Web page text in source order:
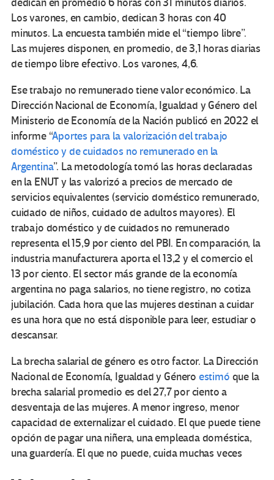
dedican en promedio 6 horas con 31 minutos diarios.
Los varones, en cambio, dedican 3 horas con 40
minutos. La encuesta también mide el “tiempo libre”.
Las mujeres disponen, en promedio, de 3,1 horas diarias
de tiempo libre efectivo. Los varones, 4,6.
Ese trabajo no remunerado tiene valor económico. La
Dirección Nacional de Economía, Igualdad y Género del
Ministerio de Economía de la Nación publicó en 2022 el
informe “Aportes para la valorización del trabajo
doméstico y de cuidados no remunerado en la
Argentina”. La metodología tomó las horas declaradas
en la ENUT y las valorizó a precios de mercado de
servicios equivalentes (servicio doméstico remunerado,
cuidado de niños, cuidado de adultos mayores). El
trabajo doméstico y de cuidados no remunerado
representa el 15,9 por ciento del PBI. En comparación, la
industria manufacturera aporta el 13,2 y el comercio el
13 por ciento. El sector más grande de la economía
argentina no paga salarios, no tiene registro, no cotiza
jubilación. Cada hora que las mujeres destinan a cuidar
es una hora que no está disponible para leer, estudiar o
descansar.
La brecha salarial de género es otro factor. La Dirección
Nacional de Economía, Igualdad y Género estimó que la
brecha salarial promedio es del 27,7 por ciento a
desventaja de las mujeres. A menor ingreso, menor
capacidad de externalizar el cuidado. El que puede tiene
opción de pagar una niñera, una empleada doméstica,
una guardería. El que no puede, cuida muchas veces